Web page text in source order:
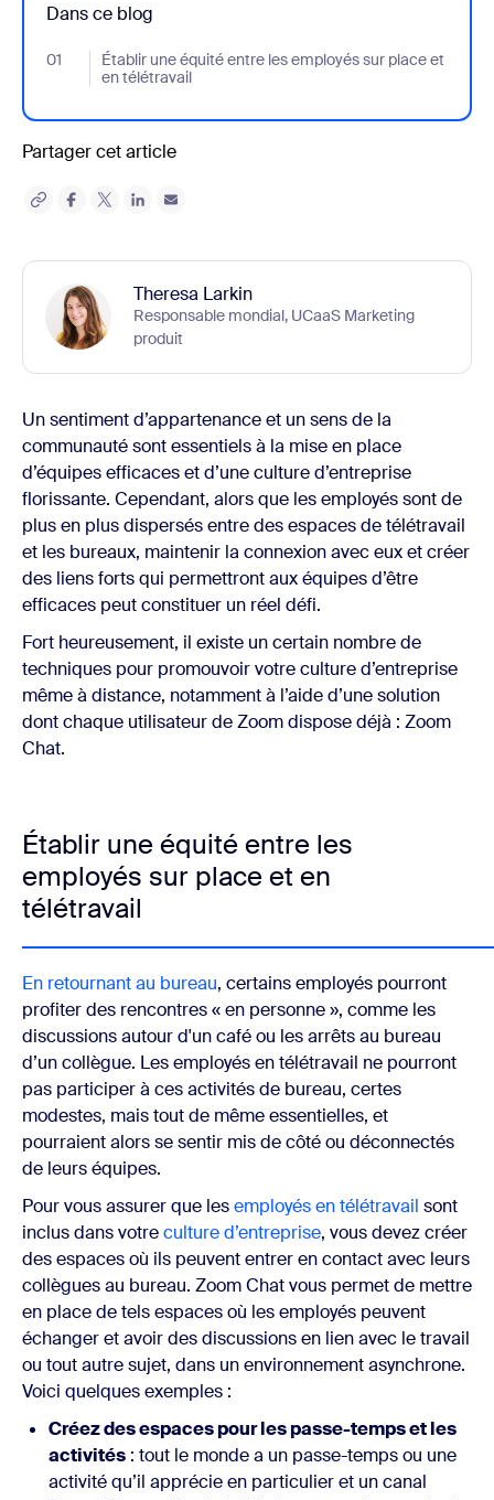
Dans ce blog
01
Établir une équité entre les employés sur place et
en télétravail
- Jumplink to Établir une équité entre les employés sur place et
Partager cet article
Theresa Larkin
Responsable mondial, UCaaS Marketing
produit
Un sentiment d’appartenance et un sens de la
communauté sont essentiels à la mise en place
d’équipes efficaces et d’une culture d’entreprise
florissante. Cependant, alors que les employés sont de
plus en plus dispersés entre des espaces de télétravail
et les bureaux, maintenir la connexion avec eux et créer
des liens forts qui permettront aux équipes d’être
efficaces peut constituer un réel défi.
Fort heureusement, il existe un certain nombre de
techniques pour promouvoir votre culture d’entreprise
même à distance, notamment à l’aide d’une solution
dont chaque utilisateur de Zoom dispose déjà : Zoom
Chat.
Établir une équité entre les
employés sur place et en
télétravail
En retournant au bureau, certains employés pourront
profiter des rencontres « en personne », comme les
discussions autour d'un café ou les arrêts au bureau
d’un collègue. Les employés en télétravail ne pourront
pas participer à ces activités de bureau, certes
modestes, mais tout de même essentielles, et
pourraient alors se sentir mis de côté ou déconnectés
de leurs équipes.
Pour vous assurer que lesemployés en télétravail sont
inclus dans votreculture d’entreprise, vous devez créer
des espaces où ils peuvent entrer en contact avec leurs
collègues au bureau. Zoom Chat vous permet de mettre
en place de tels espaces où les employés peuvent
échanger et avoir des discussions en lien avec le travail
ou tout autre sujet, dans un environnement asynchrone.
Voici quelques exemples :
Créez des espaces pour les passe-temps et les
activités : tout le monde a un passe-temps ou une
activité qu’il apprécie en particulier et un canal